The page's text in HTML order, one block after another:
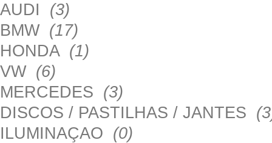
AUDI (3)
BMW (17)
HONDA (1)
VW (6)
MERCEDES (3)
DISCOS / PASTILHAS / JANTES
ILUMINAÇAO (0)